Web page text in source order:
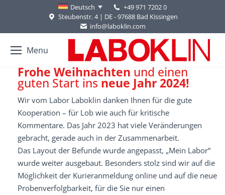
Deutsch
+49 971 7202 0
Steubenstr. 4 | DE - 97688 Bad Kissingen
info@laboklin.com
Menu Bad Kissingen, im Dezember 2023
Frohe Weihnachten und einen
guten Start ins neue Jahr 2024!
Wir vom Labor Laboklin danken Ihnen für die gute
Kooperation – für Lob wie auch für kritische
Kommentare. Das Jahr 2023 hat viele Veränderungen
gebracht, gerade auch in der Zusammenarbeit.
Das Layout der Befunde wurde angepasst, „Mein Labor“
wurde weiter ausgebaut. Besonders stolz sind wir auf die
Möglichkeit der Kurieranmeldung online und auf die neue
Probenverfolgbarkeit, für die Sie nur einen